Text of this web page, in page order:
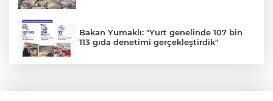
Bakan Yumaklı: "Yurt genelinde 107 bin
113 gıda denetimi gerçekleştirdik"
ziyaret